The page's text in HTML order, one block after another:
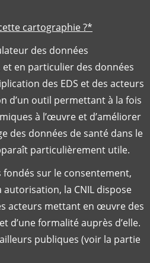
cartographie ?*
des données
en particulier des données
des EDS et des acteurs
d’un outil permettant à la fois
à l’œuvre et d’améliorer
des données de santé dans le
particulièrement utile.
sur le consentement,
la CNIL dispose
acteurs mettant en œuvre des
d’une formalité auprès d’elle.
publiques (voir la partie